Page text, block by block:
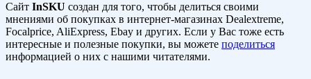
Сайт InSKU создан для того, чтобы делиться своими
мнениями об покупках в интернет-магазинах Dealextreme,
Focalprice, AliExpress, Ebay и других. Если у Вас тоже есть
интересные и полезные покупки, вы можете поделиться
информацией о них с нашими читателями.